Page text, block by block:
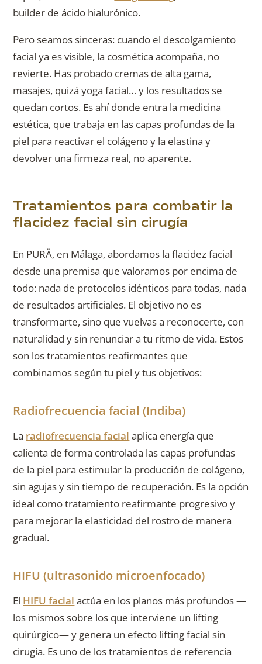
builder de ácido hialurónico.
Pero seamos sinceras: cuando el descolgamiento
facial ya es visible, la cosmética acompaña, no
revierte. Has probado cremas de alta gama,
masajes, quizá yoga facial… y los resultados se
quedan cortos. Es ahí donde entra la medicina
estética, que trabaja en las capas profundas de la
piel para reactivar el colágeno y la elastina y
devolver una firmeza real, no aparente.
Tratamientos para combatir la
flacidez facial sin cirugía
En PURÄ, en Málaga, abordamos la flacidez facial
desde una premisa que valoramos por encima de
todo: nada de protocolos idénticos para todas, nada
de resultados artificiales. El objetivo no es
transformarte, sino que vuelvas a reconocerte, con
naturalidad y sin renunciar a tu ritmo de vida. Estos
son los tratamientos reafirmantes que
combinamos según tu piel y tus objetivos:
Radiofrecuencia facial (Indiba)
La radiofrecuencia facial aplica energía que
calienta de forma controlada las capas profundas
de la piel para estimular la producción de colágeno,
sin agujas y sin tiempo de recuperación. Es la opción
ideal como tratamiento reafirmante progresivo y
para mejorar la elasticidad del rostro de manera
gradual.
HIFU (ultrasonido microenfocado)
El HIFU facial actúa en los planos más profundos —
los mismos sobre los que interviene un lifting
quirúrgico— y genera un efecto lifting facial sin
cirugía. Es uno de los tratamientos de referencia